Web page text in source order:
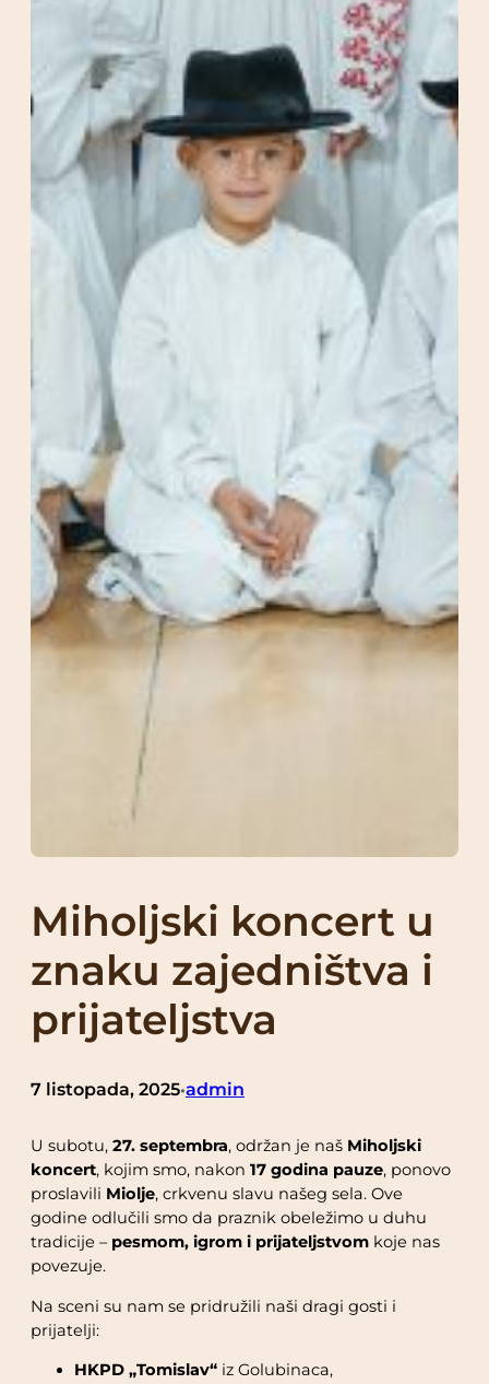
Miholjski koncert u
znaku zajedništva i
prijateljstva
7 listopada, 2025•admin
U subotu, 27. septembra, održan je naš Miholjski
koncert, kojim smo, nakon 17 godina pauze, ponovo
proslavili Miolje, crkvenu slavu našeg sela. Ove
godine odlučili smo da praznik obeležimo u duhu
tradicije – pesmom, igrom i prijateljstvom koje nas
povezuje.
Na sceni su nam se pridružili naši dragi gosti i
prijatelji:
HKPD „Tomislav“ iz Golubinaca,